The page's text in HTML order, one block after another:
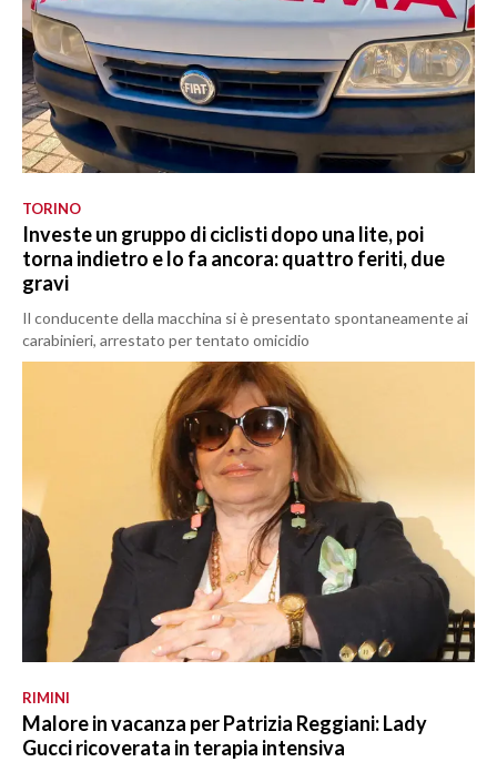
TORINO
Investe un gruppo di ciclisti dopo una lite, poi
torna indietro e lo fa ancora: quattro feriti, due
gravi
Il conducente della macchina si è presentato spontaneamente ai
carabinieri, arrestato per tentato omicidio
RIMINI
Malore in vacanza per Patrizia Reggiani: Lady
Gucci ricoverata in terapia intensiva